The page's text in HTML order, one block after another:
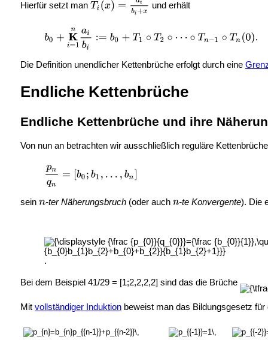
Hierfür setzt man und erhält
Die Definition unendlicher Kettenbrüche erfolgt durch eine
Endliche Kettenbrüche
Endliche Kettenbrüche und ihre
Von nun an betrachten wir ausschließlich reguläre
sein -ter Näherungsbruch(oder auch -te Konvergente). Die
.
Bei dem Beispiel 41/29 = [1;2,2,2,2] sind das die Brüche
Mit vollständiger Induktionbeweist man das Bildungsgesetz für